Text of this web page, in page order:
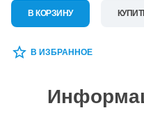
В КОРЗИНУ
В ИЗБРАННОЕ